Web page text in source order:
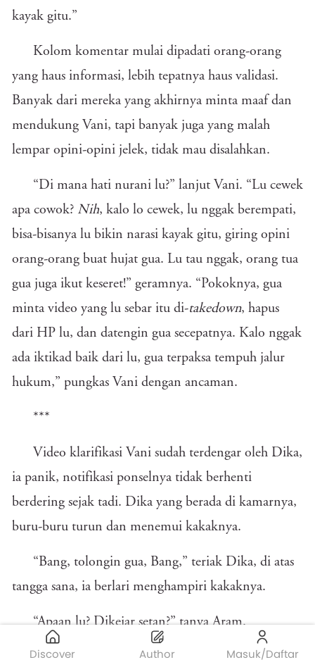
Discover Author Masuk/Daftar
kayak gitu.”
Kolom komentar mulai dipadati orang-orang
yang haus informasi, lebih tepatnya haus validasi.
Banyak dari mereka yang akhirnya minta maaf dan
mendukung Vani, tapi banyak juga yang malah
lempar opini-opini jelek, tidak mau disalahkan.
“Di mana hati nurani lu?” lanjut Vani. “Lu cewek
apa cowok? Nih, kalo lo cewek, lu nggak berempati,
bisa-bisanya lu bikin narasi kayak gitu, giring opini
orang-orang buat hujat gua. Lu tau nggak, orang tua
gua juga ikut keseret!” geramnya. “Pokoknya, gua
minta video yang lu sebar itu di-takedown, hapus
dari HP lu, dan datengin gua secepatnya. Kalo nggak
ada iktikad baik dari lu, gua terpaksa tempuh jalur
hukum,” pungkas Vani dengan ancaman.
***
Video klarifikasi Vani sudah terdengar oleh Dika,
ia panik, notifikasi ponselnya tidak berhenti
berdering sejak tadi. Dika yang berada di kamarnya,
buru-buru turun dan menemui kakaknya.
“Bang, tolongin gua, Bang,” teriak Dika, di atas
tangga sana, ia berlari menghampiri kakaknya.
“Apaan lu? Dikejar setan?” tanya Aram.
“Elah, Bang, cewek yang gua videoin minta